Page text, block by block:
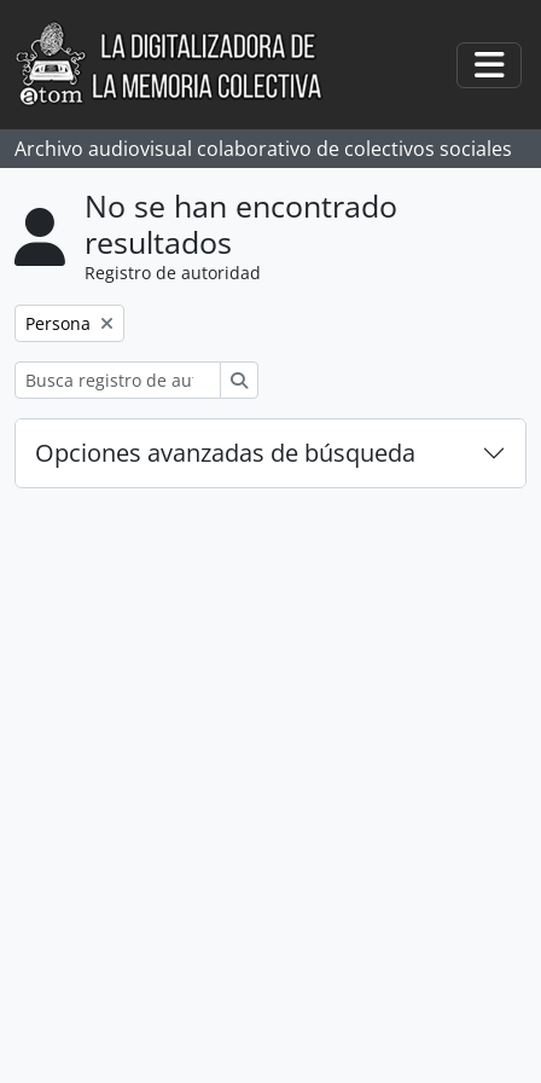
Skip to main content
Archivo audiovisual colaborativo de colectivos sociales
No se han encontrado
resultados
Registro de autoridad
Remove filter:
Persona
Opciones avanzadas de búsqueda